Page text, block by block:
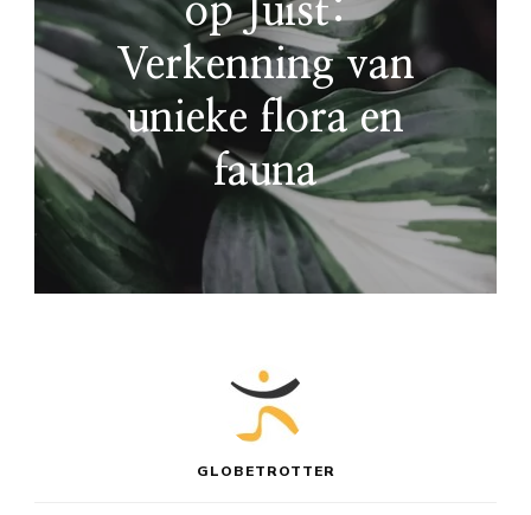
op Juist:
Verkenning van
unieke flora en
fauna
GLOBETROTTER